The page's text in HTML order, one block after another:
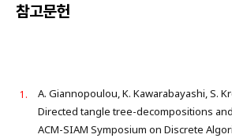
참고문헌
A. Giannopoulou, K. Kawarabayashi, S.
Directed tangle tree-decompositions
ACM-SIAM Symposium on Discrete